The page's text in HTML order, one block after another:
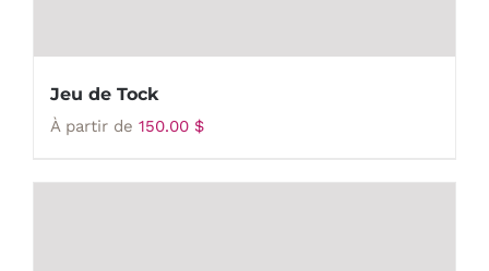
Jeu de Tock
À partir de 150.00 $